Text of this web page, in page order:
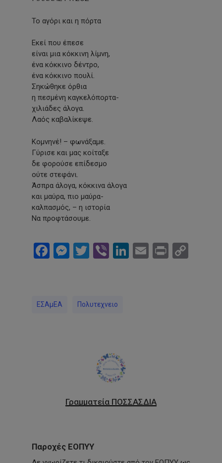
Το αγόρι και η πόρτα
Εκεί που έπεσε
είναι μια κόκκινη λίμνη,
ένα κόκκινο δέντρο,
ένα κόκκινο πουλί.
Σηκώθηκε όρθια
η πεσμένη καγκελόπορτα-
χιλιάδες άλογα.
Λαός καβαλίκεψε.
Κομνηνέ! – φωνάξαμε.
Γύρισε και μας κοίταξε
δε φορούσε επίδεσμο
ούτε στεφάνι.
Άσπρα άλογα, κόκκινα άλογα
και μαύρα, πιο μαύρα-
καλπασμός, – η ιστορία
Να προφτάσουμε.
Facebook
Messenger
Twitter
ViberLinkedIn
Email
Print
ΕΣΑμΕΑ Πολυτεχνειο
Γραμματεία ΠΟΣΣΑΣΔΙΑ
Παροχές ΕΟΠΥΥ